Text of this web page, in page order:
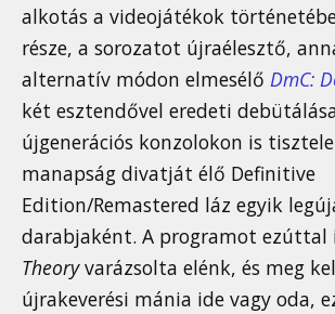
alkotás a videojátékok
része, a sorozatot újraélesztő,
alternatív módon elmesélő DmC:
két esztendővel eredeti
újgenerációs konzolokon is
manapság divatját élő Definitive
Edition/Remastered láz egyik
darabjaként. A programot ezúttal
Theoryvarázsolta elénk, és meg
újrakeverési mánia ide vagy oda,